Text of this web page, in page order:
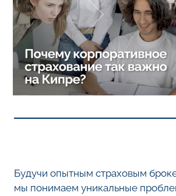
Будучи опытным страховым
мы понимаем уникальные